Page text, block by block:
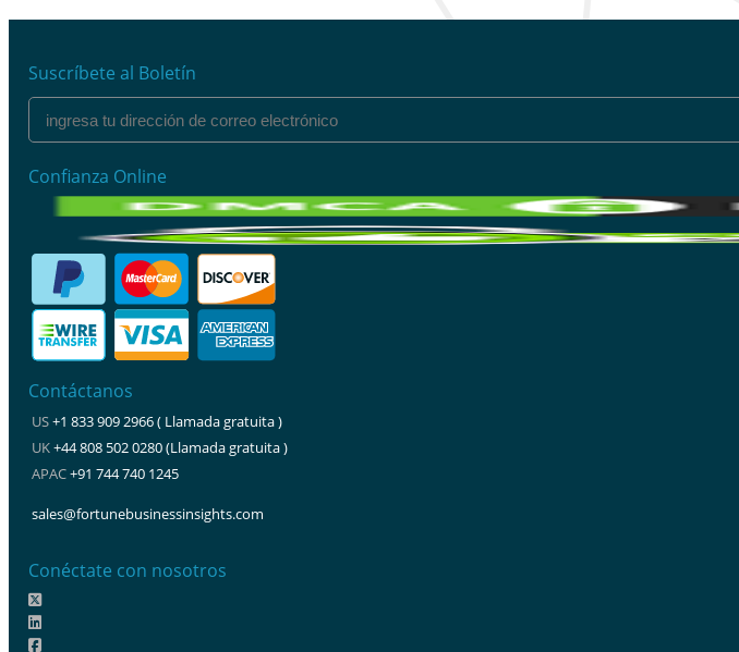
Suscríbete al Boletín
Confianza Online
Contáctanos
US+1 833 909 2966 ( Llamada gratuita )
UK+44 808 502 0280 (Llamada gratuita )
APAC+91 744 740 1245
sales@fortunebusinessinsights.com
Conéctate con nosotros